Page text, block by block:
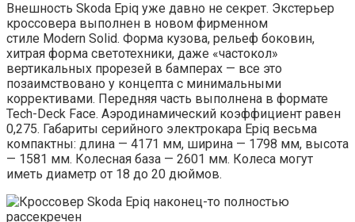
Внешность Skoda Epiq уже давно не секрет. Экстерьер
кроссовера выполнен в новом фирменном
стиле Modern Solid. Форма кузова, рельеф боковин,
хитрая форма светотехники, даже «частокол»
вертикальных прорезей в бамперах — все это
позаимствовано у концепта с минимальными
коррективами. Передняя часть выполнена в формате
Tech-Deck Face. Аэродинамический коэффициент равен
0,275. Габариты серийного электрокара Epiq весьма
компактны: длина — 4171 мм, ширина — 1798 мм, высота
— 1581 мм. Колесная база — 2601 мм. Колеса могут
иметь диаметр от 18 до 20 дюймов.